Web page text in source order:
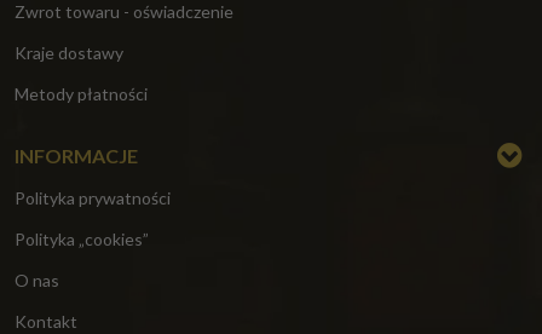
Zwrot towaru - oświadczenie
Kraje dostawy
Metody płatności
INFORMACJE
Polityka prywatności
Polityka „cookies”
O nas
Kontakt